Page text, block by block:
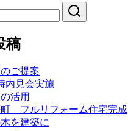
稿
ご提案
内見会実施
活用
フルリフォーム住宅完成
を建築に